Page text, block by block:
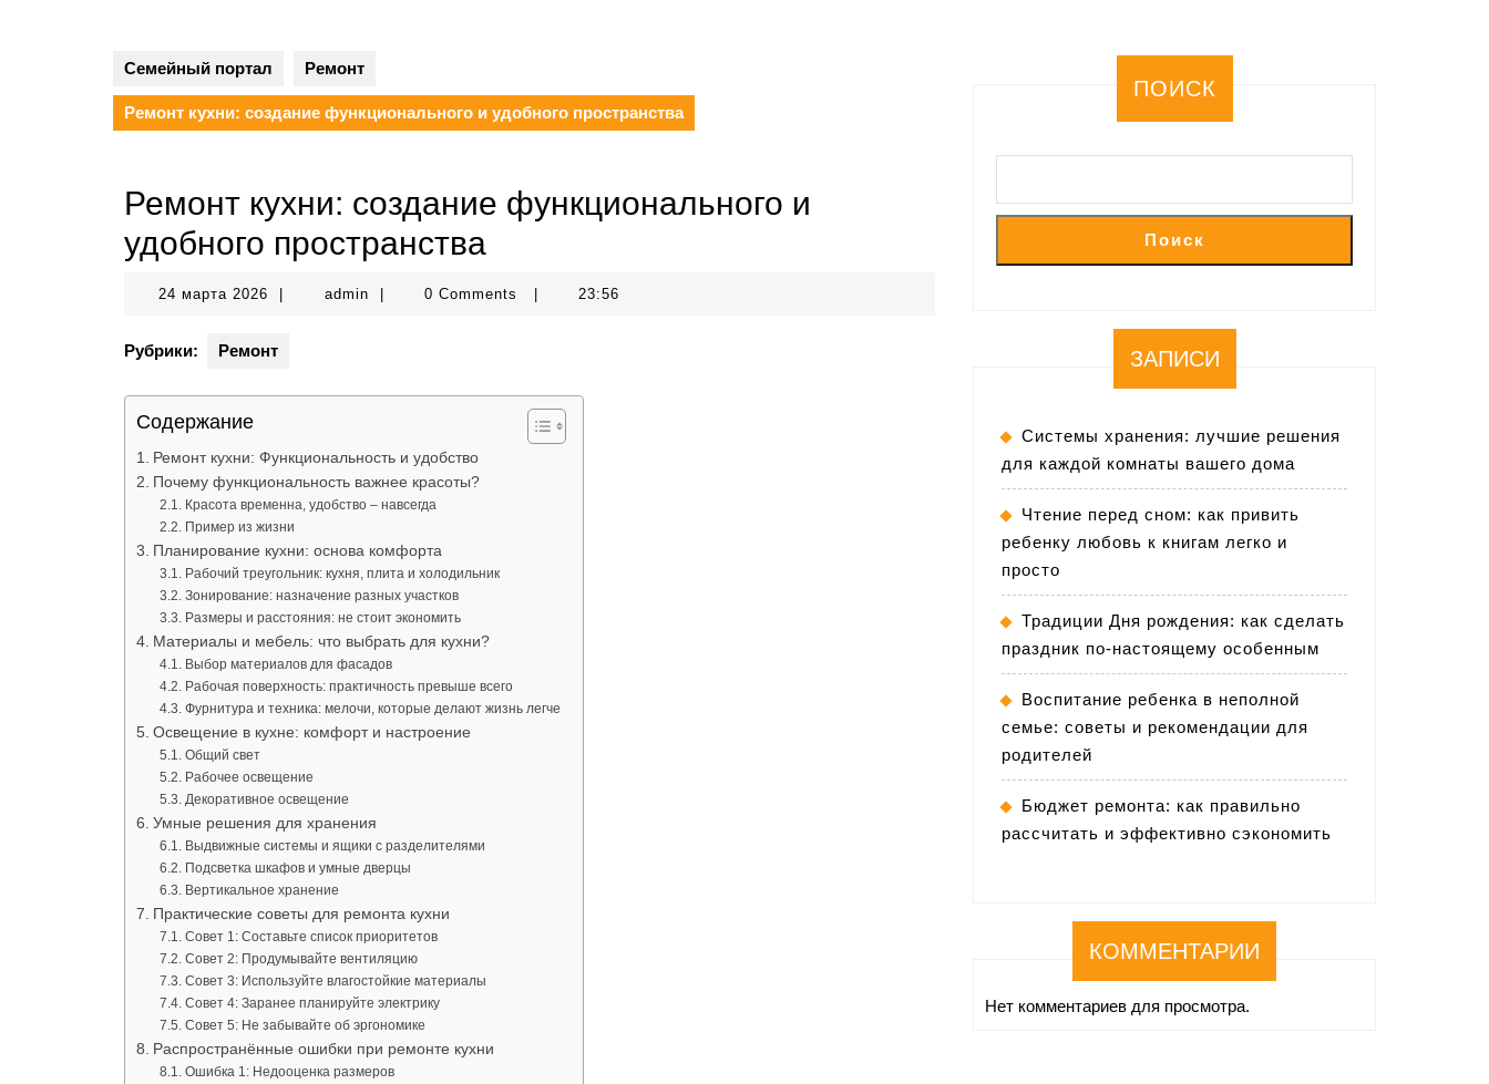
Семейный портал Ремонт
Ремонт кухни: создание функционального и удобного пространства
Ремонт кухни: создание функционального и
удобного пространства
24 марта 2026 24
adminadmin 0 Comments 23:56
Рубрики: Ремонт
Содержание
Ремонт кухни: Функциональность и удобство
Почему функциональность важнее красоты?
Красота временна, удобство – навсегда
Пример из жизни
Планирование кухни: основа комфорта
Рабочий треугольник: кухня, плита и холодильник
Зонирование: назначение разных участков
Размеры и расстояния: не стоит экономить
Материалы и мебель: что выбрать для кухни?
Выбор материалов для фасадов
Рабочая поверхность: практичность превыше всего
Фурнитура и техника: мелочи, которые делают жизнь легче
Освещение в кухне: комфорт и настроение
Общий свет
Рабочее освещение
Декоративное освещение
Умные решения для хранения
Выдвижные системы и ящики с разделителями
Подсветка шкафов и умные дверцы
Вертикальное хранение
Практические советы для ремонта кухни
Совет 1: Составьте список приоритетов
Совет 2: Продумывайте вентиляцию
Совет 3: Используйте влагостойкие материалы
Совет 4: Заранее планируйте электрику
Совет 5: Не забывайте об эргономике
Распространённые ошибки при ремонте кухни
Ошибка 1: Недооценка размеров
ПОИСК
Поиск
ЗАПИСИ
Системы хранения: лучшие решения
для каждой комнаты вашего дома
Чтение перед сном: как привить
ребенку любовь к книгам легко и
просто
Традиции Дня рождения: как сделать
праздник по-настоящему особенным
Воспитание ребенка в неполной
семье: советы и рекомендации для
родителей
Бюджет ремонта: как правильно
рассчитать и эффективно сэкономить
КОММЕНТАРИИ
Нет комментариев для просмотра.